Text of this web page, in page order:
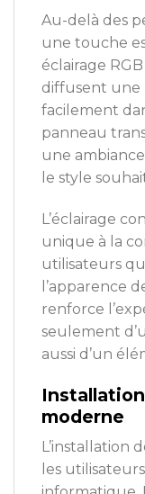
Au-delà des
une touche
éclairage
diffusent une
facilement
panneau
une
le style
L’éclairage
unique à la
utilisateurs
l’apparence
renforce
seulement
aussi d’un
moderne
L’installation
les